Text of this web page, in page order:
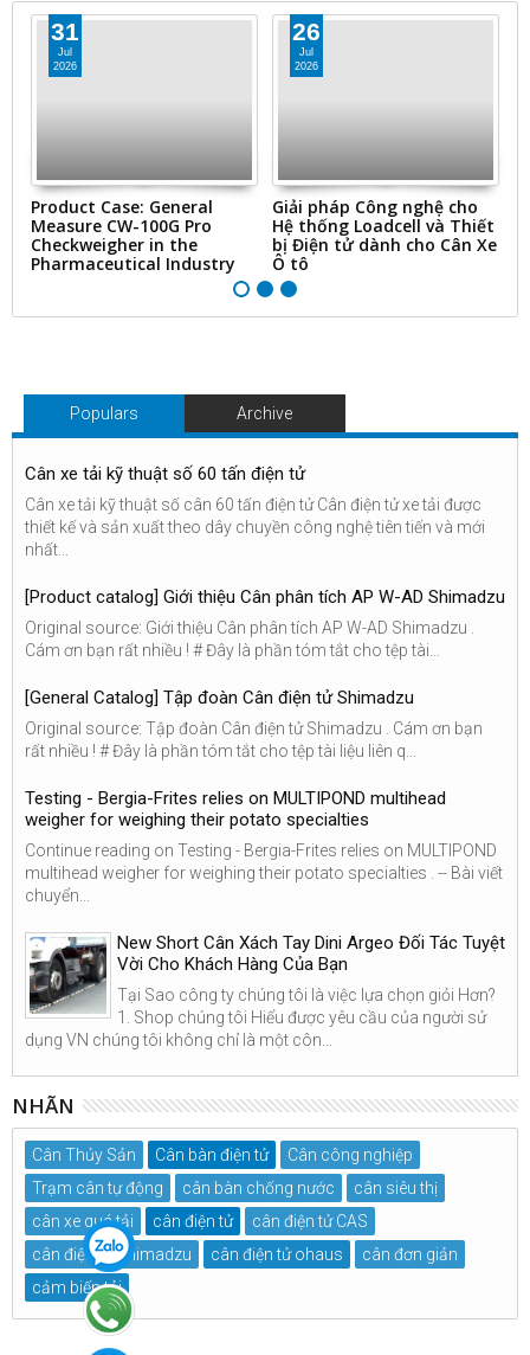
31
Jul
2026
Product Case: General
Measure CW-100G Pro
Checkweigher in the
Pharmaceutical Industry
26
Jul
2026
Giải pháp Công nghệ cho
Hệ thống Loadcell và Thiết
bị Điện tử dành cho Cân Xe
Ô tô
Populars Archive
Cân xe tải kỹ thuật số 60 tấn điện tử
Cân xe tải kỹ thuật số cân 60 tấn điện tử Cân điện tử xe tải được
thiết kế và sản xuất theo dây chuyền công nghệ tiên tiến và mới
nhất...
[Product catalog] Giới thiệu Cân phân tích AP W-AD Shimadzu
Original source: Giới thiệu Cân phân tích AP W-AD Shimadzu .
Cám ơn bạn rất nhiều ! # Đây là phần tóm tắt cho tệp tài...
[General Catalog] Tập đoàn Cân điện tử Shimadzu
Original source: Tập đoàn Cân điện tử Shimadzu . Cám ơn bạn
rất nhiều ! # Đây là phần tóm tắt cho tệp tài liệu liên q...
Testing - Bergia-Frites relies on MULTIPOND multihead
weigher for weighing their potato specialties
Continue reading on Testing - Bergia-Frites relies on MULTIPOND
multihead weigher for weighing their potato specialties . -- Bài viết
chuyển...
New Short Cân Xách Tay Dini Argeo Đối Tác Tuyệt
Vời Cho Khách Hàng Của Bạn
Tại Sao công ty chúng tôi là việc lựa chọn giỏi Hơn?
1. Shop chúng tôi Hiểu được yêu cầu của người sử
dụng VN chúng tôi không chỉ là một côn...
NHÃN
Cân Thủy Sản Cân bàn điện tử
Cân công nghiệp
Trạm cân tự động
cân bàn chống nước
cân siêu thị
cân xe quá tải
cân điện tử
cân điện tử CAS
cân điện tử Shimadzu
cân điện tử ohaus
cân đơn giản
cảm biến tải